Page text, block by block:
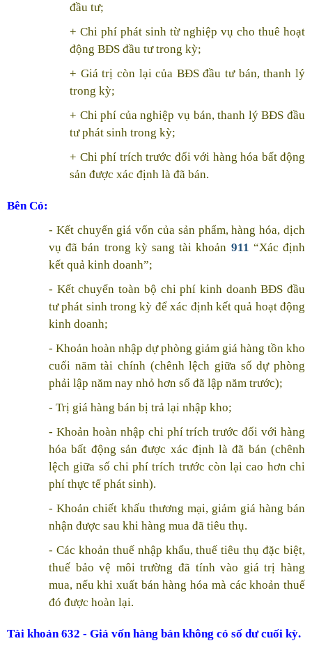
đầu tư;
+ Chi phí phát sinh từ nghiệp vụ cho thuê hoạt
động BĐS đầu tư trong kỳ;
+ Giá trị còn lại của BĐS đầu tư bán, thanh lý
trong kỳ;
+ Chi phí của nghiệp vụ bán, thanh lý BĐS đầu
tư phát sinh trong kỳ;
+ Chi phí trích trước đối với hàng hóa bất động
sản được xác định là đã bán.
Bên Có:
- Kết chuyển giá vốn của sản phẩm, hàng hóa, dịch
vụ đã bán trong kỳ sang tài khoản 911 “Xác định
kết quả kinh doanh”;
- Kết chuyển toàn bộ chi phí kinh doanh BĐS đầu
tư phát sinh trong kỳ để xác định kết quả hoạt động
kinh doanh;
- Khoản hoàn nhập dự phòng giảm giá hàng tồn kho
cuối năm tài chính (chênh lệch giữa số dự phòng
phải lập năm nay nhỏ hơn số đã lập năm trước);
- Trị giá hàng bán bị trả lại nhập kho;
- Khoản hoàn nhập chi phí trích trước đối với hàng
hóa bất động sản được xác định là đã bán (chênh
lệch giữa số chi phí trích trước còn lại cao hơn chi
phí thực tế phát sinh).
- Khoản chiết khấu thương mại, giảm giá hàng bán
nhận được sau khi hàng mua đã tiêu thụ.
- Các khoản thuế nhập khẩu, thuế tiêu thụ đặc biệt,
thuế bảo vệ môi trường đã tính vào giá trị hàng
mua, nếu khi xuất bán hàng hóa mà các khoản thuế
đó được hoàn lại.
Tài khoản 632 - Giá vốn hàng bán không có số dư cuối kỳ.